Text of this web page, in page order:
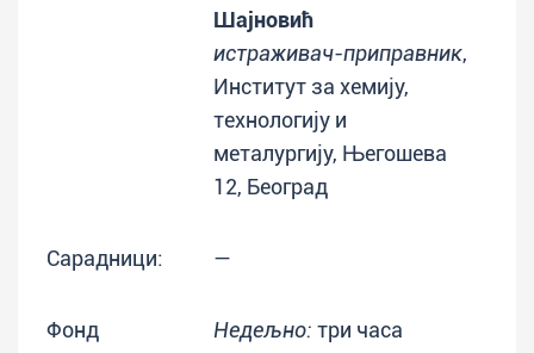
Шајновић
истраживач-приправник,
Институт за хемију,
технологију и
металургију, Његошева
12, Београд
Сарадници: —
Фонд
Недељно: три часа